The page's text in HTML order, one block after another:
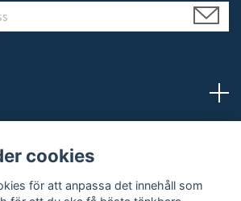
cookies
för att anpassa det innehåll som